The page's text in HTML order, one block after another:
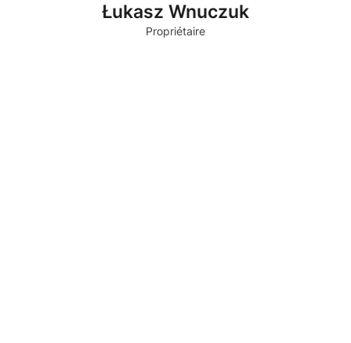
Łukasz Wnuczuk
Propriétaire